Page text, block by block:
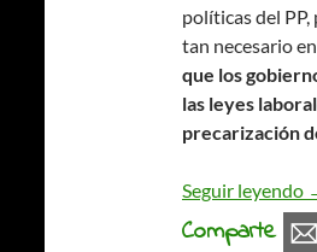
políticas del PP,
tan necesario
que los
las leyes
precarización
Seguir leyendo
Comparte